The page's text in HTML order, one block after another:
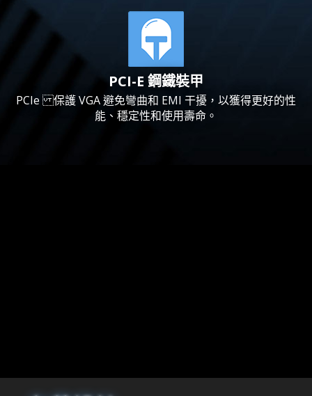
PCI-E 鋼鐵裝甲
PCIe 保護 VGA 避免彎曲和 EMI 干擾，以獲得更好的性
能、穩定性和使用壽命。